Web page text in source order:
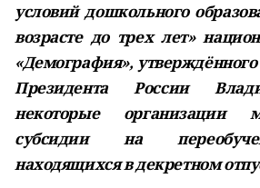
условий дошкольного
возрасте до трех лет»
«Демография»,
Президента России
некоторые организации
субсидии на
находящихся в декретном